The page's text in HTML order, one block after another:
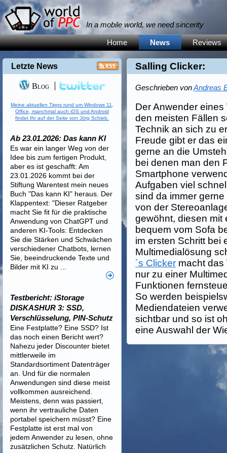
In a mobile world, we need sincerity
Home News Reviews
Salling Clicker:
Geschrieben vonAndreas
Der Anwender
den meisten Fällen
Technik an sich zu
Freude gibt er das
gerne an die
bei denen man den
Smartphone
Aufgaben viel
sind da immer
von der
gewöhnt, diesen mit
bequem vom Sofa
im ersten Schritt bei
Multimedialösung
´s Clicker macht das
nur zu einer
Funktionen
So werden
Mediendateien
sichtbar und so ist
eine Auswahl der
Letzte News
Blog
Meine aktuellen Tipps rund um Windows 11,
Office, manchmal auch iOS und Android
findet Ihr auf der Seite von Jörg Schieb.
Ab 23.01.2026: Das kann KI
Es war ein langer Weg von der
Idee bis zum fertigen Produkt,
aber es ist geschafft: Am
23.01.2026 kommt bei der
Stiftung Warentest mein neues
Buch "Das kann KI" heraus. Der
Klappentext: "Dieser Ratgeber
macht Sie fit für die praktische
Anwendung von ChatGPT und
anderen KI-Tools: Entdecken
Sie die Stärken und Schwächen
verschiedener Chatbots, lernen
Sie, beeindruckende Texte und
Bilder mit KI zu ...
Testbericht: iStorage
DISKASHUR 3: SSD,
Verschlüsselung, PIN-Schutz
Eine Festplatte? Eine SSD? Ist
das noch einen Bericht wert?
Nahezu jeder Discounter bietet
mittlerweile im
Standardsortiment Datenträger
an. Und für die normalen
Anwendungen sind diese meist
vollkommen ausreichend.
Meistens, denn was passiert,
wenn ihr vertrauliche Daten
portabel speichern müsst? Eine
Festplatte ist erst mal von
jedem Anwender zu lesen, ohne
zusätzlichen Schutz. Natürlich